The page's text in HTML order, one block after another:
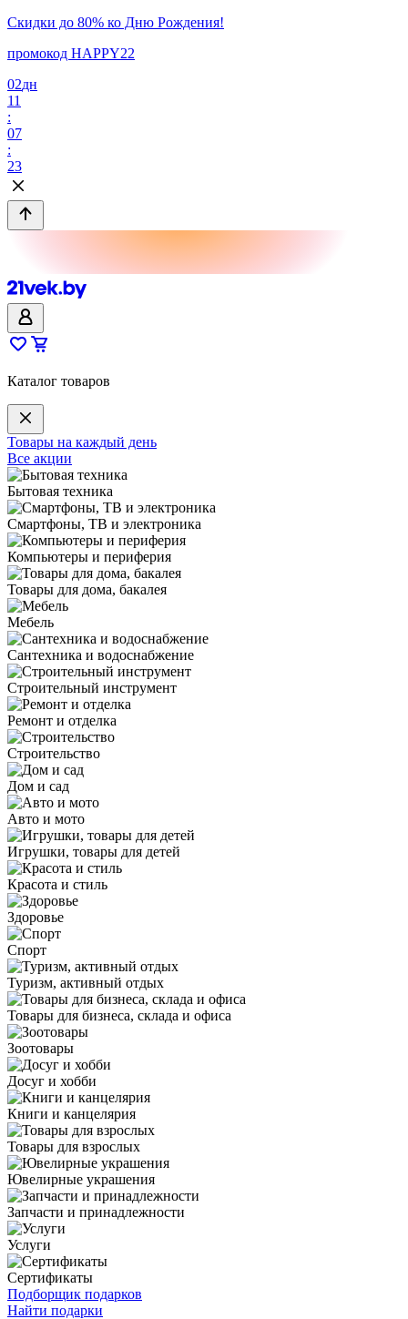
Скидки до 80% ко Дню Рождения!
промокод HAPPY22
02дн
11
:
07
:
23
Каталог товаров
Товары на каждый день
Все акции
Бытовая техника
Смартфоны, ТВ и электроника
Компьютеры и периферия
Товары для дома, бакалея
Мебель
Сантехника и водоснабжение
Строительный инструмент
Ремонт и отделка
Строительство
Дом и сад
Авто и мото
Игрушки, товары для детей
Красота и стиль
Здоровье
Спорт
Туризм, активный отдых
Товары для бизнеса, склада и офиса
Зоотовары
Досуг и хобби
Книги и канцелярия
Товары для взрослых
Ювелирные украшения
Запчасти и принадлежности
Услуги
Сертификаты
Подборщик подарков
Найти подарки